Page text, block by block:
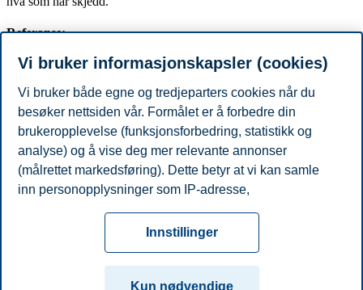
Referanse:
Artikkelen er publisert som kronikk i Kommunal Rapport 16. juni
Finans
Del artikkelen:
Tilgjengelighetserklæring
Kontakt oss
Vi bruker informasjonskapsler (cookies)
Vi bruker både egne og tredjeparters cookies når du
besøker nettsiden vår. Formålet er å forbedre din
brukeropplevelse (funksjonsforbedring, statistikk og
analyse) og å vise deg mer relevante annonser
(målrettet markedsføring). Dette betyr at vi kan samle
inn personopplysninger som IP-adresse,
cookies som er nødvendige for at nettsiden skal
fungere, kan du enten godta alle eller tilpasse ditt
samtykke ved å endre innstillinger.
Innstillinger
Kun nødvendige